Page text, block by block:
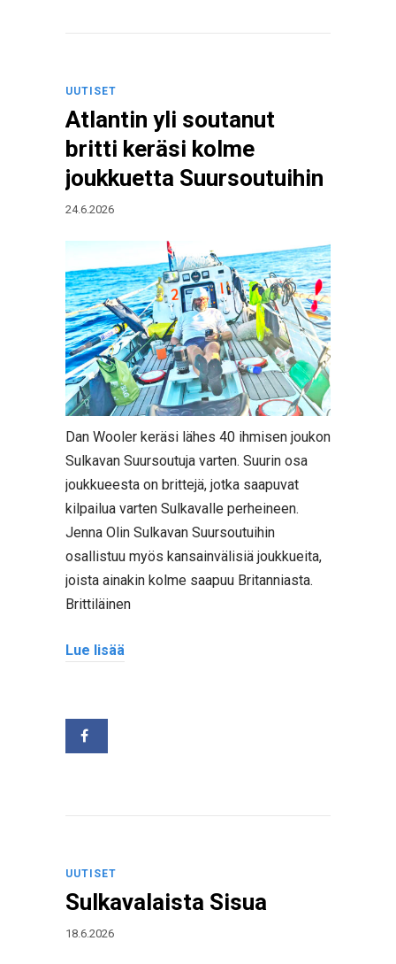
UUTISET
Atlantin yli soutanut
britti keräsi kolme
joukkuetta Suursoutuihin
24.6.2026
Dan Wooler keräsi lähes 40 ihmisen joukon
Sulkavan Suursoutuja varten. Suurin osa
joukkueesta on brittejä, jotka saapuvat
kilpailua varten Sulkavalle perheineen.
Jenna Olin Sulkavan Suursoutuihin
osallistuu myös kansainvälisiä joukkueita,
joista ainakin kolme saapuu Britanniasta.
Brittiläinen
Lue lisää
UUTISET
Sulkavalaista Sisua
18.6.2026